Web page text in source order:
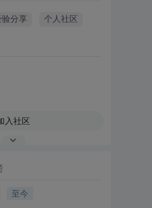
验分享 个人社区
入社区
至今